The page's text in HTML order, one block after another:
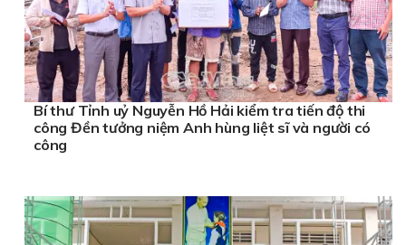
Bí thư Tỉnh uỷ Nguyễn Hồ Hải kiểm tra tiến độ thi
công Đền tưởng niệm Anh hùng liệt sĩ và người có
công